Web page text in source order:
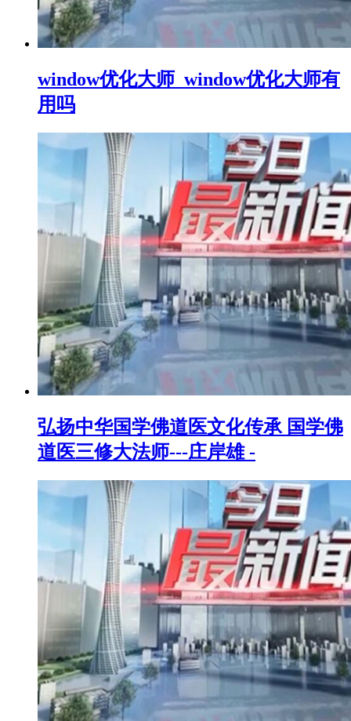
window优化大师_window优化大师有
用吗
弘扬中华国学佛道医文化传承 国学佛
道医三修大法师---庄岸雄 -